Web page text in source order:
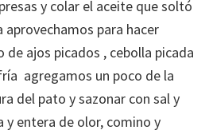
y colar el aceite que soltó
aprovechamos para hacer
de ajos picados , cebolla picada
agregamos un poco de la
del pato y sazonar con sal y
y entera de olor, comino y